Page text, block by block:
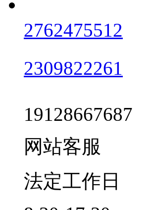
2762475512
2309822261
19128667687
网站客服
法定工作日